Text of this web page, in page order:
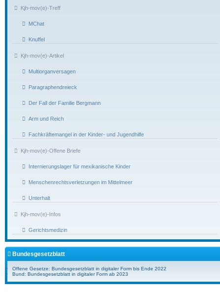
Kjh-mov(e)-Treff
MChat
Knuffel
Kjh-mov(e)-Artikel
Multiorganversagen
Paragraphendreieck
Der Fall der Familie Bergmann
Arm und Reich
Fachkräftemangel in der Kinder- und Jugendhilfe
Kjh-mov(e)-Offene Briefe
Internierungslager für mexikanische Kinder
Menschenrechtsverletzungen im Mittelmeer
Unterhalt
Kjh-mov(e)-Infos
Gerichtsmedizin
Bundesgesetzblatt
Offene Gesetze: Bundesgesetzblatt in digitaler Form bis Ende 2022
Bund: Bundesgesetzblatt in digitaler Form ab 2023